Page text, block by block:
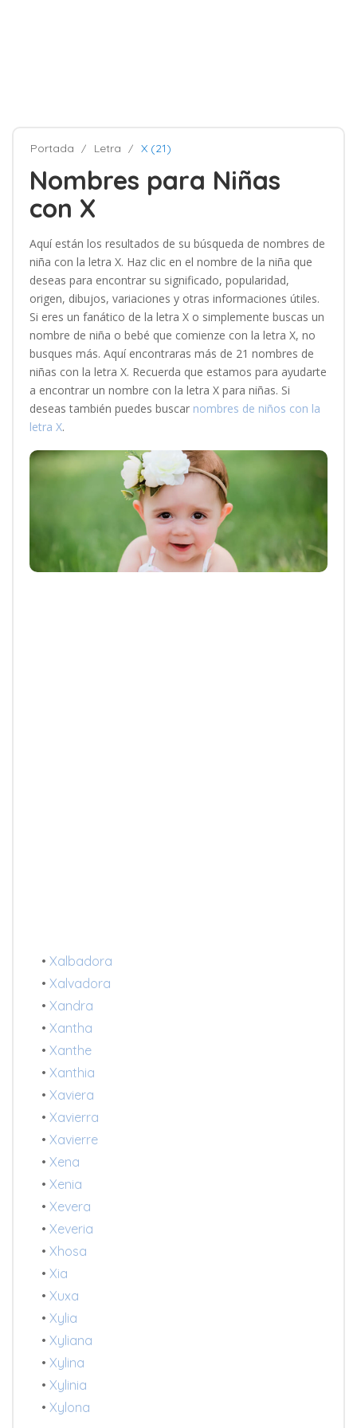
Portada Letra X (21)
Nombres para Niñas
con X
Aquí están los resultados de su búsqueda de nombres de
niña con la letra X. Haz clic en el nombre de la niña que
deseas para encontrar su significado, popularidad,
origen, dibujos, variaciones y otras informaciones útiles.
Si eres un fanático de la letra X o simplemente buscas un
nombre de niña o bebé que comienze con la letra X, no
busques más. Aquí encontraras más de 21 nombres de
niñas con la letra X. Recuerda que estamos para ayudarte
a encontrar un nombre con la letra X para niñas. Si
deseas también puedes buscar nombres de niños con la
letra X.
• Xalbadora
• Xalvadora
• Xandra
• Xantha
• Xanthe
• Xanthia
• Xaviera
• Xavierra
• Xavierre
• Xena
• Xenia
• Xevera
• Xeveria
• Xhosa
• Xia
• Xuxa
• Xylia
• Xyliana
• Xylina
• Xylinia
• Xylona